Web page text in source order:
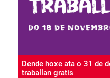
Dende hoxe ata o 31 de
traballan gratis